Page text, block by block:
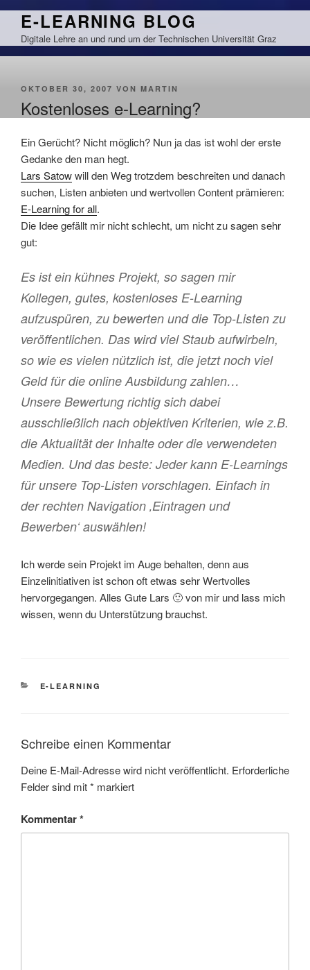
Zum
springen
E-LEARNING BLOG
Digitale Lehre an und rund um der Technischen Universität Graz
VERÖFFENTLICHT
OKTOBER 30, 2007 VON MARTIN
Kostenloses e-Learning?
Ein Gerücht? Nicht möglich? Nun ja das ist wohl der erste
Gedanke den man hegt.
Lars Satowwill den Weg trotzdem beschreiten und danach
suchen, Listen anbieten und wertvollen Content prämieren:
E-Learning for all.
Die Idee gefällt mir nicht schlecht, um nicht zu sagen sehr
gut:
Es ist ein kühnes Projekt, so sagen mir
Kollegen, gutes, kostenloses E-Learning
aufzuspüren, zu bewerten und die Top-Listen zu
veröffentlichen. Das wird viel Staub aufwirbeln,
so wie es vielen nützlich ist, die jetzt noch viel
Geld für die online Ausbildung zahlen…
Unsere Bewertung richtig sich dabei
ausschließlich nach objektiven Kriterien, wie z.B.
die Aktualität der Inhalte oder die verwendeten
Medien. Und das beste: Jeder kann E-Learnings
für unsere Top-Listen vorschlagen. Einfach in
der rechten Navigation ‚Eintragen und
Bewerben‘ auswählen!
Ich werde sein Projekt im Auge behalten, denn aus
Einzelinitiativen ist schon oft etwas sehr Wertvolles
hervorgegangen. Alles Gute Lars 🙂 von mir und lass mich
wissen, wenn du Unterstützung brauchst.
KATEGORIEN
E-LEARNING
Schreibe einen Kommentar
Deine E-Mail-Adresse wird nicht veröffentlicht. Erforderliche
Felder sind mit* markiert
Kommentar*